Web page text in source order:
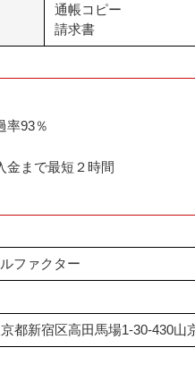
通帳コピー
請求書
率93％
金まで最短２時間
ファクター
都新宿区高田馬場1-30-430山